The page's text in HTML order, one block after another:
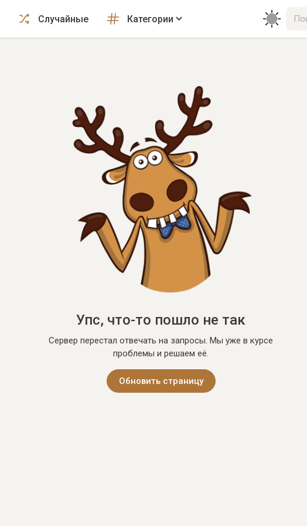
Случайные Категории
Упс, что-то пошло не так
Сервер перестал отвечать на запросы. Мы уже в курсе
проблемы и решаем её.
Обновить страницу